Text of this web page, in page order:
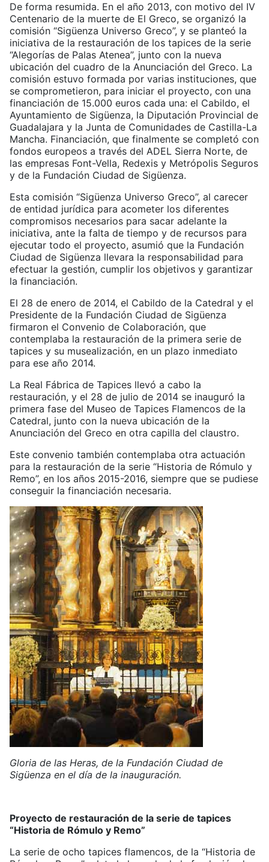
De forma resumida. En el año 2013, con motivo del IV
Centenario de la muerte de El Greco, se organizó la
comisión “Sigüenza Universo Greco”, y se planteó la
iniciativa de la restauración de los tapices de la serie
“Alegorías de Palas Atenea”, junto con la nueva
ubicación del cuadro de la Anunciación del Greco. La
comisión estuvo formada por varias instituciones, que
se comprometieron, para iniciar el proyecto, con una
financiación de 15.000 euros cada una: el Cabildo, el
Ayuntamiento de Sigüenza, la Diputación Provincial de
Guadalajara y la Junta de Comunidades de Castilla-La
Mancha. Financiación, que finalmente se completó con
fondos europeos a través del ADEL Sierra Norte, de
las empresas Font-Vella, Redexis y Metrópolis Seguros
y de la Fundación Ciudad de Sigüenza.
Esta comisión “Sigüenza Universo Greco”, al carecer
de entidad jurídica para acometer los diferentes
compromisos necesarios para sacar adelante la
iniciativa, ante la falta de tiempo y de recursos para
ejecutar todo el proyecto, asumió que la Fundación
Ciudad de Sigüenza llevara la responsabilidad para
efectuar la gestión, cumplir los objetivos y garantizar
la financiación.
El 28 de enero de 2014, el Cabildo de la Catedral y el
Presidente de la Fundación Ciudad de Sigüenza
firmaron el Convenio de Colaboración, que
contemplaba la restauración de la primera serie de
tapices y su musealización, en un plazo inmediato
para ese año 2014.
La Real Fábrica de Tapices llevó a cabo la
restauración, y el 28 de julio de 2014 se inauguró la
primera fase del Museo de Tapices Flamencos de la
Catedral, junto con la nueva ubicación de la
Anunciación del Greco en otra capilla del claustro.
Este convenio también contemplaba otra actuación
para la restauración de la serie “Historia de Rómulo y
Remo”, en los años 2015-2016, siempre que se pudiese
conseguir la financiación necesaria.
Gloria de las Heras, de la Fundación Ciudad de
Sigüenza en el día de la inauguración.
Proyecto de restauración de la serie de tapices
“Historia de Rómulo y Remo”
La serie de ocho tapices flamencos, de la “Historia de